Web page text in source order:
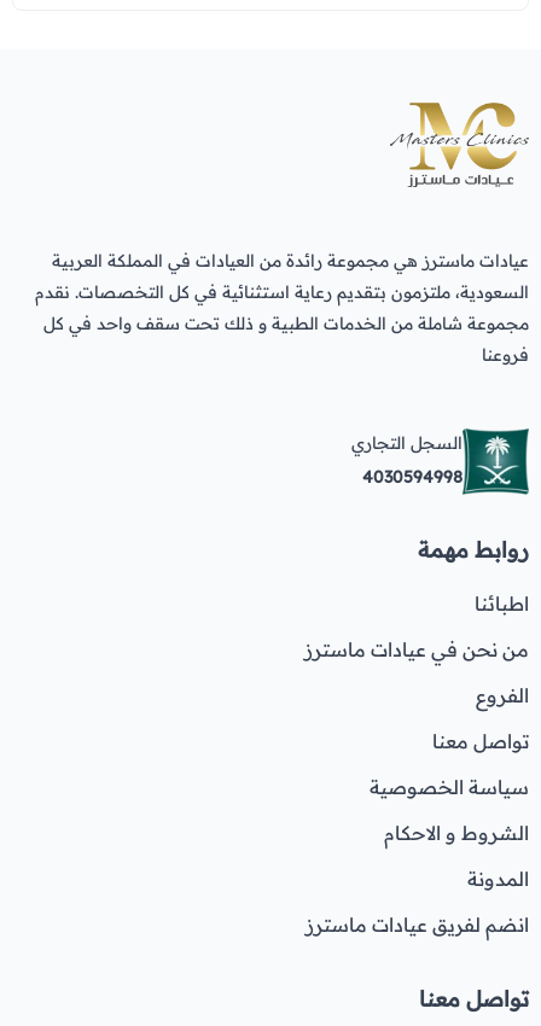
عيادات ماسترز هي مجموعة رائدة من العيادات في المملكة العربية
السعودية، ملتزمون بتقديم رعاية استثنائية في كل التخصصات. نقدم
مجموعة شاملة من الخدمات الطبية و ذلك تحت سقف واحد في كل
فروعنا
السجل التجاري
4030594998
روابط مهمة
اطبائنا
من نحن في عيادات ماسترز
الفروع
تواصل معنا
سياسة الخصوصية
الشروط و الاحكام
المدونة
انضم لفريق عيادات ماسترز
تواصل معنا